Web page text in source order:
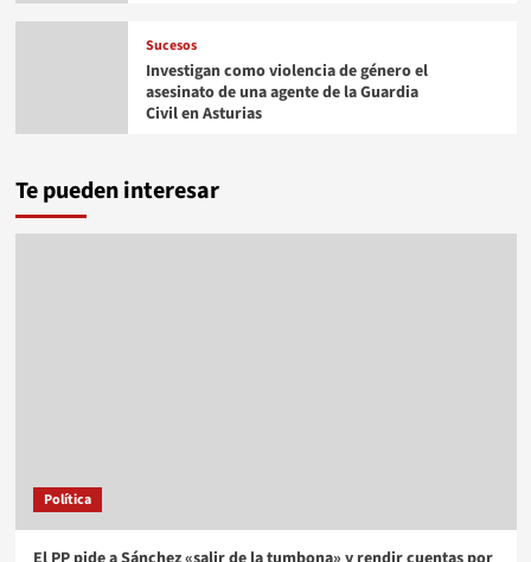
Sucesos
Investigan como violencia de género el
asesinato de una agente de la Guardia
Civil en Asturias
Te pueden interesar
Política